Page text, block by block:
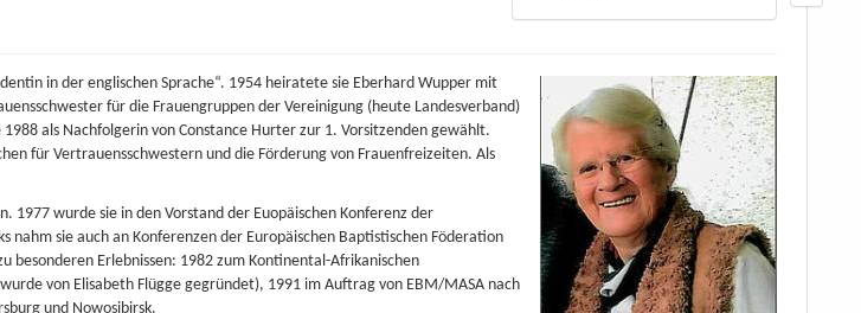
in der englischen Sprache“. 1954 heiratete sie Eberhard Wupper mit
für die Frauengruppen der Vereinigung (heute Landesverband)
als Nachfolgerin von Constance Hurter zur 1. Vorsitzenden gewählt.
für Vertrauensschwestern und die Förderung von Frauenfreizeiten. Als
1977 wurde sie in den Vorstand der Euopäischen Konferenz der
sie auch an Konferenzen der Europäischen Baptistischen Föderation
besonderen Erlebnissen: 1982 zum Kontinental-Afrikanischen
von Elisabeth Flügge gegründet), 1991 im Auftrag von EBM/MASA nach
und Nowosibirsk.